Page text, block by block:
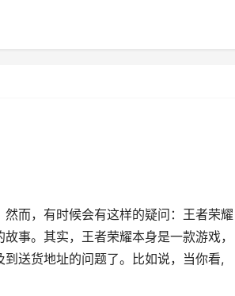
而，有时候会有这样的疑问：王者荣耀
事。其实，王者荣耀本身是一款游戏，
送货地址的问题了。比如说，当你看,